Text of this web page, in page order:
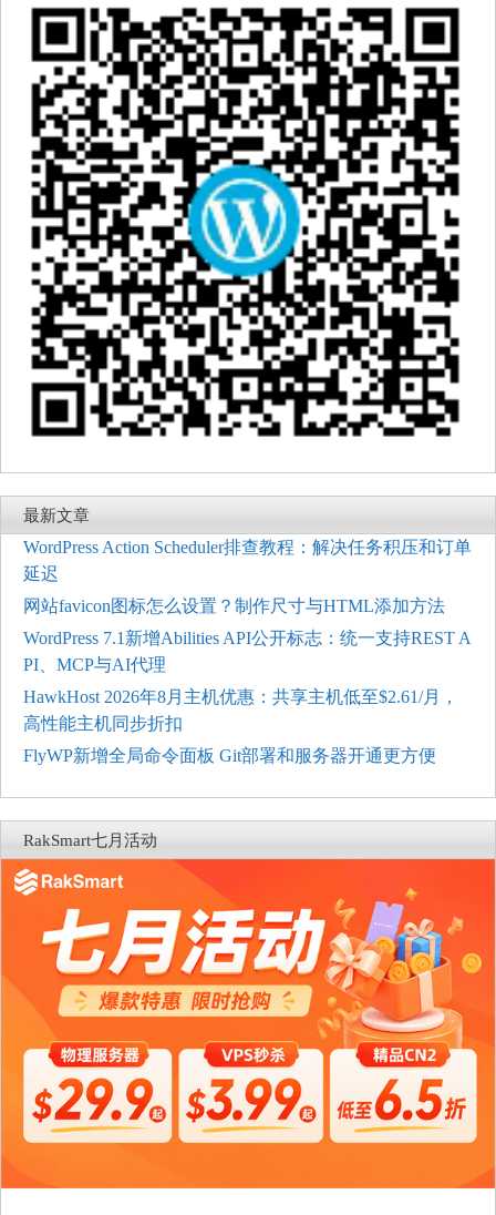
最新文章
WordPress Action Scheduler排查教程：解决任务积压和订单
延迟
网站favicon图标怎么设置？制作尺寸与HTML添加方法
WordPress 7.1新增Abilities API公开标志：统一支持REST A
PI、MCP与AI代理
HawkHost 2026年8月主机优惠：共享主机低至$2.61/月，
高性能主机同步折扣
FlyWP新增全局命令面板 Git部署和服务器开通更方便
RakSmart七月活动